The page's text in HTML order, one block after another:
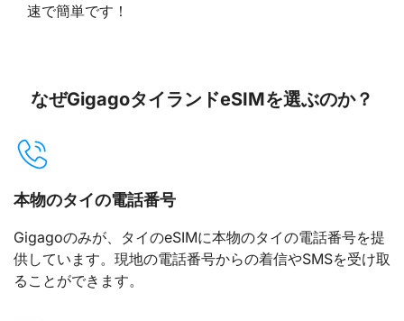
速で簡単です！
なぜGigagoタイランドeSIMを選ぶのか？
本物のタイの電話番号
Gigagoのみが、タイのeSIMに本物のタイの電話番号を提
供しています。現地の電話番号からの着信やSMSを受け取
ることができます。